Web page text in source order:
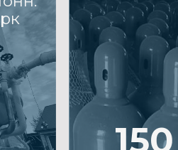
150 000
газовых баллонов
в парке